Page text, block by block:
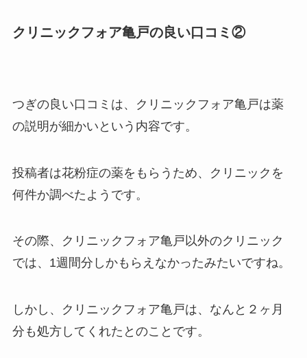
クリニックフォア亀戸の良い口コミ②
つぎの良い口コミは、クリニックフォア亀戸は薬
の説明が細かいという内容です。
投稿者は花粉症の薬をもらうため、クリニックを
何件か調べたようです。
その際、クリニックフォア亀戸以外のクリニック
では、1週間分しかもらえなかったみたいですね。
しかし、クリニックフォア亀戸は、なんと２ヶ月
分も処方してくれたとのことです。